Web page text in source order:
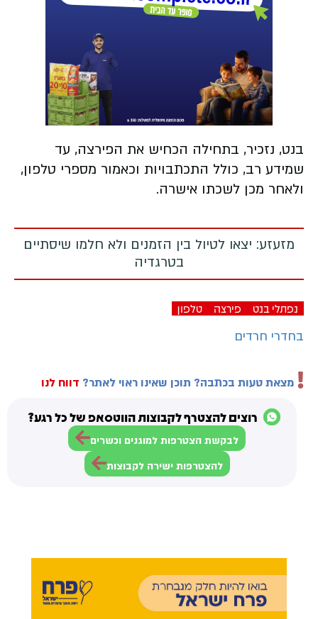
בנט, נזכיר, בתחילה הכחיש את הפירצה, עד
שמידע רב, כולל התכתבויות וכאמור מספרי טלפון,
ולאחר מכן לשכתו אישרה.
מזעזע: יצאו לטיול בין הזמנים ולא חלמו שיסתיים
בטרגדיה
נפתלי בנט פירצה טלפון
בחדרי חרדים
מצאת טעות בכתבה? תוכן שאינו ראוי לאתר? דווח לנו
רוצים להצטרף לקבוצות הווטסאפ של כל רגע?
לבקשת הצטרפות למוגנים וכשרים
להצטרפות ישירה לקבוצות